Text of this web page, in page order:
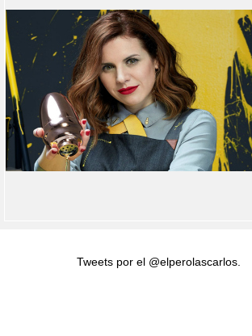
Tweets por el @elperolascarlos.